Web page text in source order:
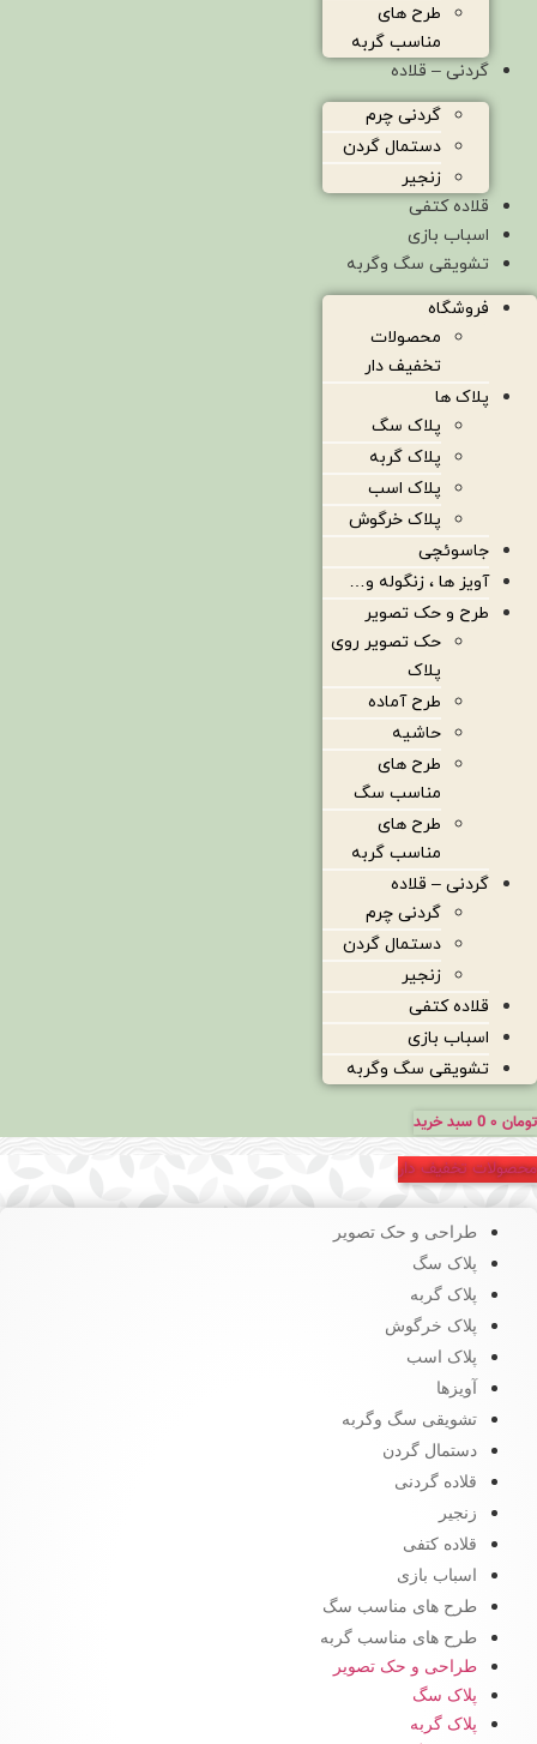
طرح های
مناسب گربه
گردنی – قلاده
گردنی چرم
دستمال گردن
زنجیر
قلاده کتفی
اسباب بازی
تشویقی سگ وگربه
فروشگاه
محصولات
تخفیف دار
پلاک ها
پلاک سگ
پلاک گربه
پلاک اسب
پلاک خرگوش
جاسوئچی
آویز ها ، زنگوله و…
طرح و حک تصویر
حک تصویر روی
پلاک
طرح آماده
حاشیه
طرح های
مناسب سگ
طرح های
مناسب گربه
گردنی – قلاده
گردنی چرم
دستمال گردن
زنجیر
قلاده کتفی
اسباب بازی
تشویقی سگ وگربه
تومان 0 سبد خرید
محصولات تخفیف دار
طراحی و حک تصویر
پلاک سگ
پلاک گربه
پلاک خرگوش
پلاک اسب
آویزها
تشویقی سگ وگربه
دستمال گردن
قلاده گردنی
زنجیر
قلاده کتفی
اسباب بازی
طرح های مناسب سگ
طرح های مناسب گربه
طراحی و حک تصویر
پلاک سگ
پلاک گربه